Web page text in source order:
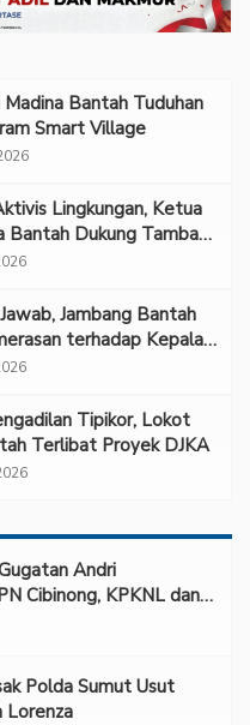
Bantah Tuduhan
Smart Village
Lingkungan, Ketua
Bantah Dukung Tambang
Jambang Bantah
terhadap Kepala
Tipikor, Lokot
Terlibat Proyek DJKA
Andri
Cibinong, KPKNL dan
Polda Sumut Usut
Lorenza